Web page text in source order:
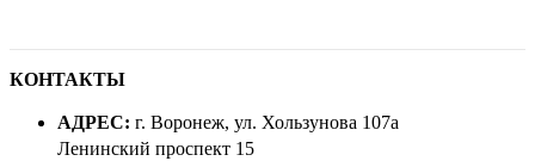
КОНТАКТЫ
АДРЕС: г. Воронеж, ул. Хользунова 107а
Ленинский проспект 15